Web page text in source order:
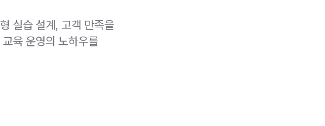
실습 설계, 고객 만족을
육 운영의 노하우를